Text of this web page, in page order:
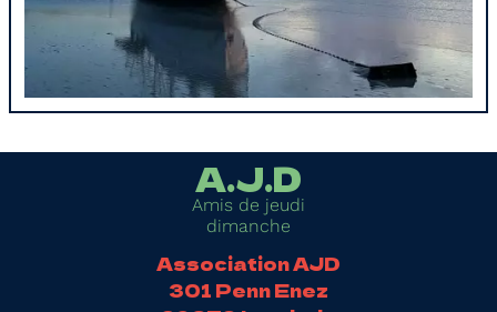
A.J.D
Amis de jeudi
dimanche
Association AJD
301 Penn Enez